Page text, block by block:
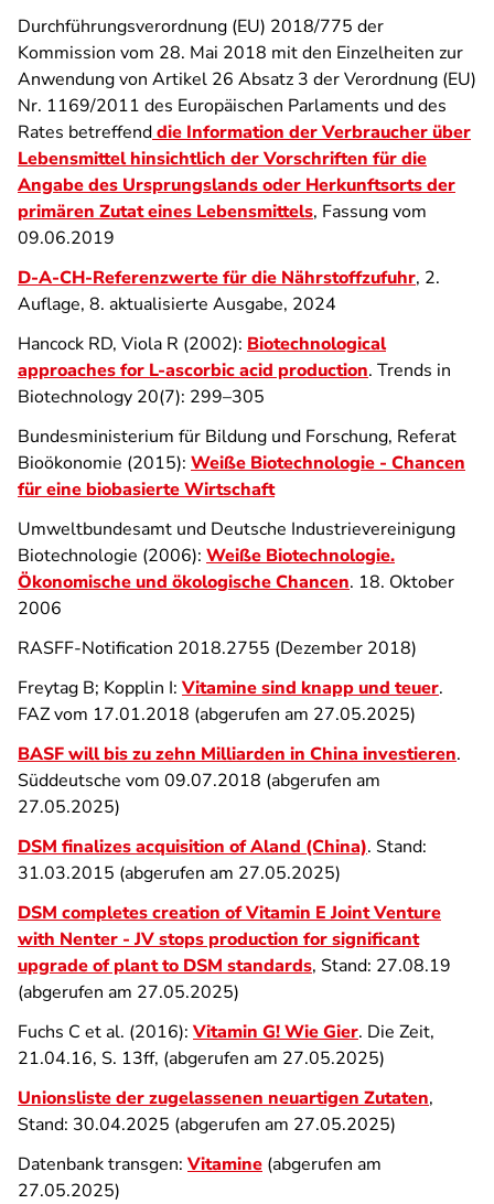
Durchführungsverordnung (EU) 2018/775 der
Kommission vom 28. Mai 2018 mit den Einzelheiten zur
Anwendung von Artikel 26 Absatz 3 der Verordnung (EU)
Nr. 1169/2011 des Europäischen Parlaments und des
Rates betreffenddie Information der Verbraucher über
Lebensmittel hinsichtlich der Vorschriften für die
Angabe des Ursprungslands oder Herkunftsorts der
primären Zutat eines Lebensmittels, Fassung vom
09.06.2019
D-A-CH-Referenzwerte für die Nährstoffzufuhr, 2.
Auflage, 8. aktualisierte Ausgabe, 2024
Hancock RD, Viola R (2002): Biotechnological
approaches for L-ascorbic acid production. Trends in
Biotechnology 20(7): 299–305
Bundesministerium für Bildung und Forschung, Referat
Bioökonomie (2015): Weiße Biotechnologie - Chancen
für eine biobasierte Wirtschaft
Umweltbundesamt und Deutsche Industrievereinigung
Biotechnologie (2006): Weiße Biotechnologie.
Ökonomische und ökologische Chancen. 18. Oktober
2006
RASFF-Notification 2018.2755 (Dezember 2018)
Freytag B; Kopplin I: Vitamine sind knapp und teuer.
FAZ vom 17.01.2018 (abgerufen am 27.05.2025)
BASF will bis zu zehn Milliarden in China investieren.
Süddeutsche vom 09.07.2018 (abgerufen am
27.05.2025)
DSM finalizes acquisition of Aland (China). Stand:
31.03.2015 (abgerufen am 27.05.2025)
DSM completes creation of Vitamin E Joint Venture
with Nenter - JV stops production for significant
upgrade of plant to DSM standards, Stand: 27.08.19
(abgerufen am 27.05.2025)
Fuchs C et al. (2016): Vitamin G! Wie Gier. Die Zeit,
21.04.16, S. 13ff, (abgerufen am 27.05.2025)
Unionsliste der zugelassenen neuartigen Zutaten,
Stand: 30.04.2025 (abgerufen am 27.05.2025)
Datenbank transgen: Vitamine (abgerufen am
27.05.2025)